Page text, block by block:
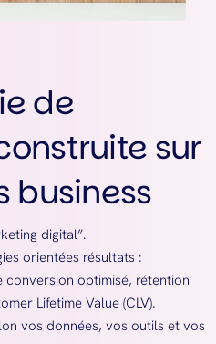
sur
business
digital”.
orientées résultats :
optimisé, rétention
Lifetime Value (CLV).
vos données, vos outils et vos